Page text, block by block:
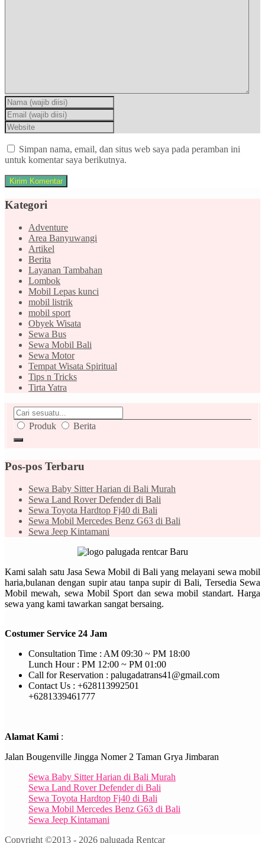
Simpan nama, email, dan situs web saya pada peramban ini
untuk komentar saya berikutnya.
Kategori
Adventure
Area Banyuwangi
Artikel
Berita
Layanan Tambahan
Lombok
Mobil Lepas kunci
mobil listrik
mobil sport
Obyek Wisata
Sewa Bus
Sewa Mobil Bali
Sewa Motor
Tempat Wisata Spiritual
Tips n Tricks
Tirta Yatra
Produk Berita
Pos-pos Terbaru
Sewa Baby Sitter Harian di Bali Murah
Sewa Land Rover Defender di Bali
Sewa Toyota Hardtop Fj40 di Bali
Sewa Mobil Mercedes Benz G63 di Bali
Sewa Jeep Kintamani
Kami salah satu Jasa Sewa Mobil di Bali yang melayani sewa mobil
haria,bulanan dengan supir atau tanpa supir di Bali, Tersedia Sewa
Mobil mewah, sewa Mobil Sport dan sewa mobil standart. Harga
sewa yang kami tawarkan sangat bersaing.
Costumer Service 24 Jam
Consultation Time : AM 09:30 ~ PM 18:00
Lunch Hour : PM 12:00 ~ PM 01:00
Call for Reservation : palugadatrans41@gmail.com
Contact Us : +628113992501
+6281339461777
Alamat Kami :
Jalan Bougenville Jingga Nomer 2 Taman Grya Jimbaran
Sewa Baby Sitter Harian di Bali Murah
Sewa Land Rover Defender di Bali
Sewa Toyota Hardtop Fj40 di Bali
Sewa Mobil Mercedes Benz G63 di Bali
Sewa Jeep Kintamani
Copyright ©2013 - 2026 palugada Rentcar